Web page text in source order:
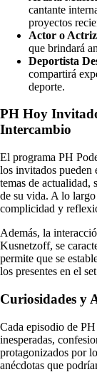
cantante
proyectos
Actor o
que brindará
Deportista
compartirá
deporte.
PH Hoy
Intercambio
El programa PH
los invitados pueden
temas de actualidad,
de su vida. A lo
complicidad y
Además, la
Kusnetzoff, se
permite que se
los presentes en el
Curiosidades y
Cada episodio de
inesperadas,
protagonizados por
anécdotas que